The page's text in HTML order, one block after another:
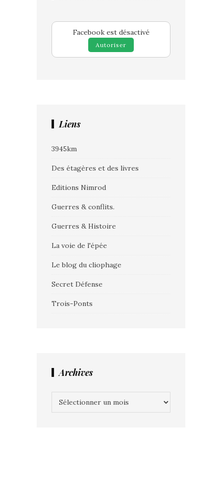
Facebook est désactivé
Autoriser
Liens
3945km
Des étagères et des livres
Editions Nimrod
Guerres & conflits.
Guerres & Histoire
La voie de l'épée
Le blog du cliophage
Secret Défense
Trois-Ponts
Archives